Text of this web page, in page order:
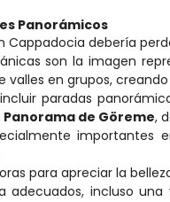
Panorámicos
Cappadocia debería
son la imagen
valles en grupos,
paradas
Panorama de Göreme,
para apreciar la
adecuados, incluso